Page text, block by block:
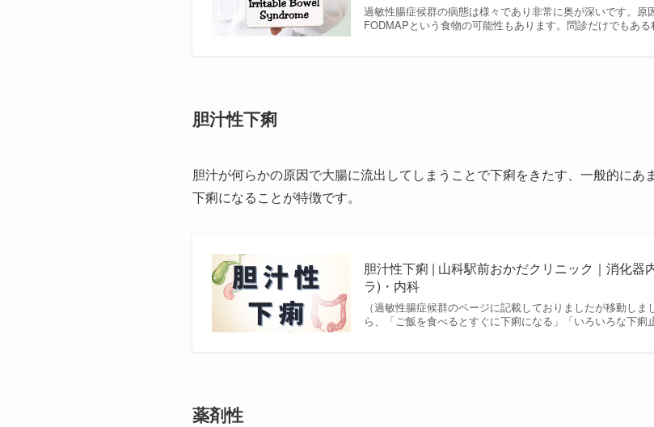
過敏性腸症候群の病態は様々であり非常に奥が深いです。
FODMAPという食物の可能性もあります。問診だけでもあ
胆汁性下痢
胆汁が何らかの原因で大腸に流出してしまうことで下痢をきたす、一般的にあ
下痢になることが特徴です。
胆汁性下痢 | 山科駅前おかだクリニック｜消化器
ラ)・内科
（過敏性腸症候群のページに記載しておりましたが移動し
ら、「ご飯を食べるとすぐに下痢になる」「いろいろな下
薬剤性